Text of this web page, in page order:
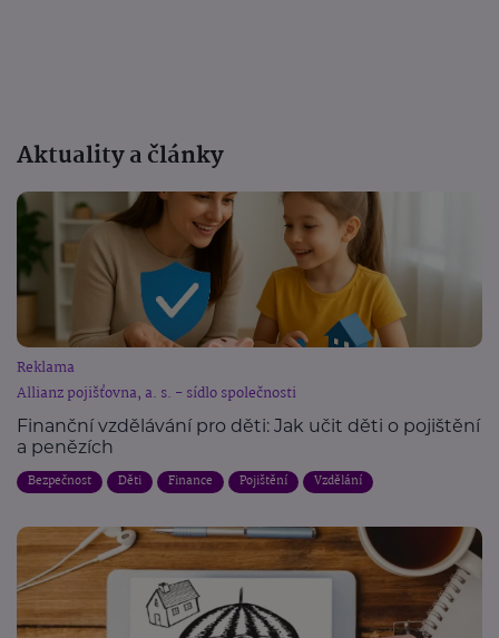
Aktuality a články
Reklama
Allianz pojišťovna, a. s. - sídlo společnosti
Finanční vzdělávání pro děti: Jak učit děti o pojištění
a penězích
Bezpečnost Děti Finance Pojištění Vzdělání